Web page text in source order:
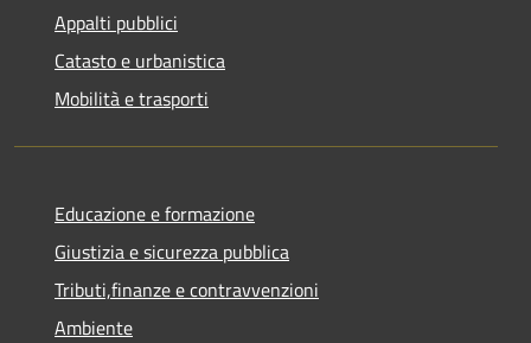
Appalti pubblici
Catasto e urbanistica
Mobilità e trasporti
Educazione e formazione
Giustizia e sicurezza pubblica
Tributi,finanze e contravvenzioni
Ambiente